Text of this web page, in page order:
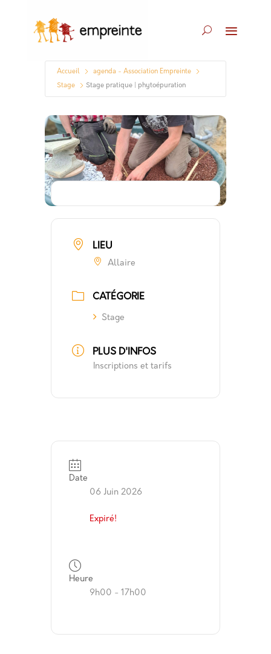
Accueil agenda - Association Empreinte
Stage Stage pratique | phytoépuration
LIEU
Allaire
CATÉGORIE
Stage
PLUS D'INFOS
Inscriptions et tarifs
Date
06 Juin 2026
Expiré!
Heure
9h00 - 17h00